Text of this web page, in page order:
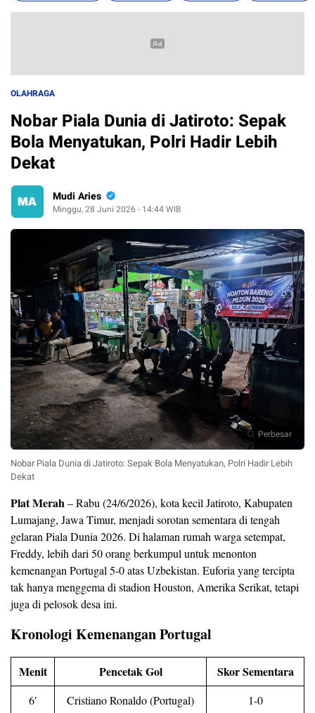
OLAHRAGA
Nobar Piala Dunia di Jatiroto: Sepak
Bola Menyatukan, Polri Hadir Lebih
Dekat
Mudi Aries
Minggu, 28 Juni 2026 - 14:44 WIB
Perbesar
Nobar Piala Dunia di Jatiroto: Sepak Bola Menyatukan, Polri Hadir Lebih
Dekat
Plat Merah – Rabu (24/6/2026), kota kecil Jatiroto, Kabupaten
Lumajang, Jawa Timur, menjadi sorotan sementara di tengah
gelaran Piala Dunia 2026. Di halaman rumah warga setempat,
Freddy, lebih dari 50 orang berkumpul untuk menonton
kemenangan Portugal 5-0 atas Uzbekistan. Euforia yang tercipta
tak hanya menggema di stadion Houston, Amerika Serikat, tetapi
juga di pelosok desa ini.
Kronologi Kemenangan Portugal
Menit Pencetak Gol Skor Sementara
6′ Cristiano Ronaldo (Portugal)
1-0